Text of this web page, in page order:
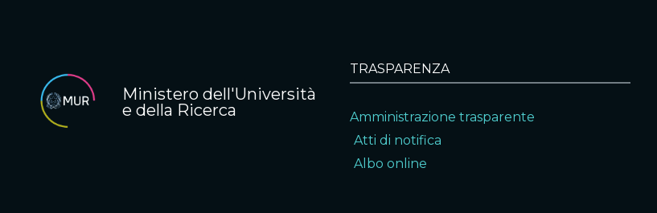
Ministero dell'Università
e della Ricerca
TRASPARENZA
Amministrazione trasparente
Atti di notifica
Albo online